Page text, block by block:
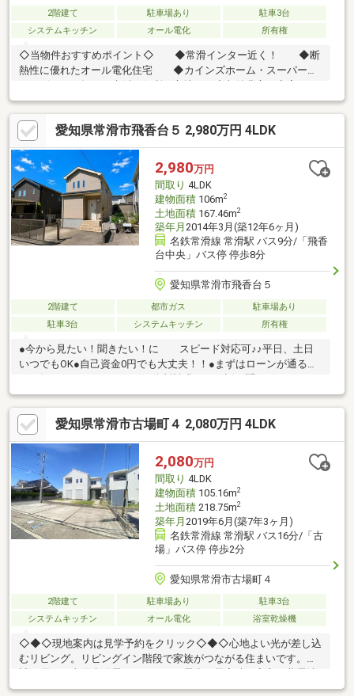
2階建て 駐車場あり
駐車3台
システムキッチン
オール電化 所有権
◇当物件おすすめポイント◇ ◆常滑インター近く！ ◆断
熱性に優れたオール電化住宅 ◆カインズホーム・スーパー・
コンビニなど毎日の生活に便利な立地 ◆収納豊富で充実した
設備を是非ご見学ください！ ◆常滑東小エリア！ ・・・周
辺環境・・・ 常滑東小学校：512ｍ（徒歩7分） 常滑中学
校：2026ｍ（徒歩26分）●今から見たい！聞きたい！に スピ
ード対応可♪♪平日、土日いつでもOK●自己資金0円でも大丈夫！！
●まずはローンが通るか、知りたいだけでもOK☆●資料請求だ
け、話を聞くだけでもOK☆●自営業の方、転職後間もない方もお
任せください☆
愛知県常滑市飛香台５ 2,980万円 4LDK
2,980万円
間取り 4LDK
建物面積106m2
土地面積167.46m2
築年月 2014年3月(築12年6ヶ月)
名鉄常滑線 常滑駅 バス9分/「飛香
台中央」バス停 停歩8分
愛知県常滑市飛香台５
2階建て 都市ガス
駐車場あり
駐車3台
システムキッチン 所有権
●今から見たい！聞きたい！に スピード対応可♪♪平日、土日
いつでもOK●自己資金0円でも大丈夫！！●まずはローンが通る
OK☆●自営業の方、転職後間もない方もお任せください☆
愛知県常滑市古場町４ 2,080万円 4LDK
2,080万円
間取り 4LDK
建物面積105.16m2
土地面積218.75m2
築年月 2019年6月(築7年3ヶ月)
名鉄常滑線 常滑駅 バス16分/「古
場」バス停 停歩2分
愛知県常滑市古場町４
2階建て 駐車場あり
駐車3台
システムキッチン
オール電化 浴室乾燥機
◇◆◇現地案内は見学予約をクリック◇◆◇心地よい光が差し込
むリビング。リビングイン階段で家族がつながる住まいです。家
計に優しい太陽光発電によるオール電化＆災害時も安心な蓄電池
設置済み。角地に建つ広々とした家。 駐車4台可！広々とした敷